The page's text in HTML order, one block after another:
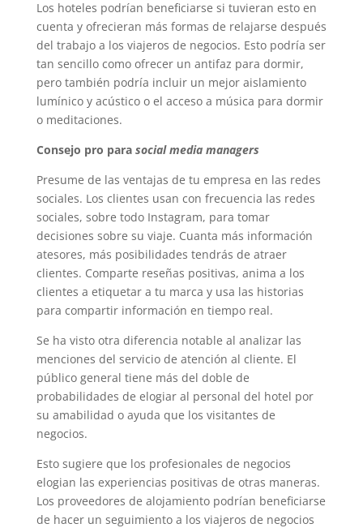
Los hoteles podrían beneficiarse si tuvieran esto en
cuenta y ofrecieran más formas de relajarse después
del trabajo a los viajeros de negocios. Esto podría ser
tan sencillo como ofrecer un antifaz para dormir,
pero también podría incluir un mejor aislamiento
lumínico y acústico o el acceso a música para dormir
o meditaciones.
Consejo pro para social media managers
Presume de las ventajas de tu empresa en las redes
sociales. Los clientes usan con frecuencia las redes
sociales, sobre todo Instagram, para tomar
decisiones sobre su viaje. Cuanta más información
atesores, más posibilidades tendrás de atraer
clientes. Comparte reseñas positivas, anima a los
clientes a etiquetar a tu marca y usa las historias
para compartir información en tiempo real.
Se ha visto otra diferencia notable al analizar las
menciones del servicio de atención al cliente. El
público general tiene más del doble de
probabilidades de elogiar al personal del hotel por
su amabilidad o ayuda que los visitantes de
negocios.
Esto sugiere que los profesionales de negocios
elogian las experiencias positivas de otras maneras.
Los proveedores de alojamiento podrían beneficiarse
de hacer un seguimiento a los viajeros de negocios